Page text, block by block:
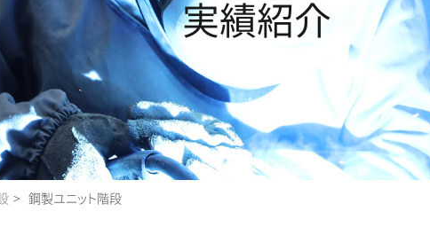
実績紹介
鋼製ユニット階段